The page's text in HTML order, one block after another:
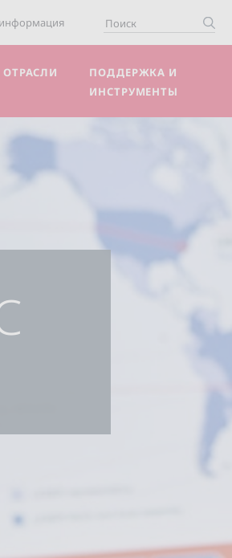
ОТРАСЛИ
ПОДДЕРЖКА И
ИНСТРУМЕНТЫ